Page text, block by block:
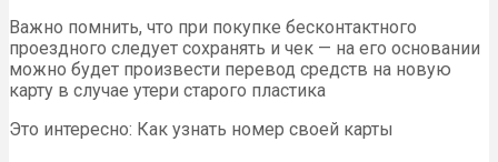
Важно помнить, что при покупке бесконтактного
проездного следует сохранять и чек — на его основании
можно будет произвести перевод средств на новую
карту в случае утери старого пластика
Это интересно: Как узнать номер своей карты